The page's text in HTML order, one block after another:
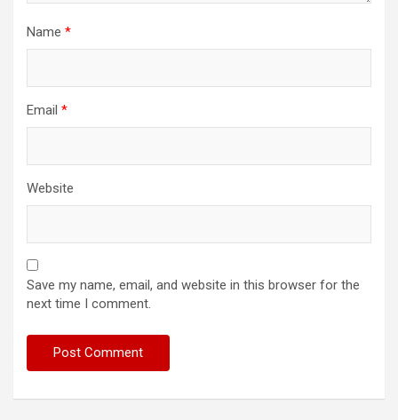
Name *
Email *
Website
Save my name, email, and website in this browser for the
next time I comment.